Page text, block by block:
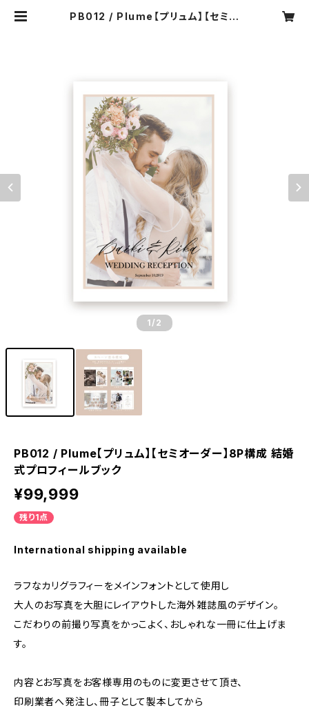
PB012 / Plume【プリュム】【セミオ
1 /2
PB012 / Plume【プリュム】【セミオーダー】8P構成 結婚
式プロフィールブック
¥99,999
残り1点
International shipping available
ラフなカリグラフィーをメインフォントとして使用し
大人のお写真を大胆にレイアウトした海外雑誌風のデザイン。
こだわりの前撮り写真をかっこよく、おしゃれな一冊に仕上げま
す。
内容とお写真をお客様専用のものに変更させて頂き、
印刷業者へ発注し、冊子として製本してから